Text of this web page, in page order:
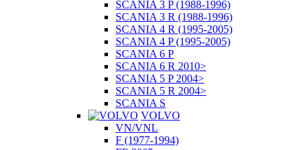
SCANIA 3 P (1988-1996)
SCANIA 3 R (1988-1996)
SCANIA 4 R (1995-2005)
SCANIA 4 P (1995-2005)
SCANIA 6 P
SCANIA 6 R 2010>
SCANIA 5 P 2004>
SCANIA 5 R 2004>
SCANIA S
VOLVO
VN/VNL
F (1977-1994)